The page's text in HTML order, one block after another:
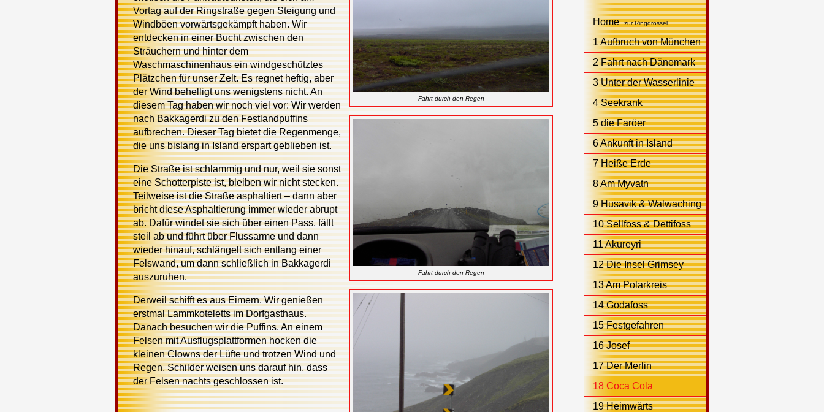
Homezur Ringdrossel
1 Aufbruch von München
2 Fahrt nach Dänemark
3 Unter der Wasserlinie
4 Seekrank
5 die Faröer
6 Ankunft in Island
7 Heiße Erde
8 Am Myvatn
9 Husavik & Walwaching
10 Sellfoss & Dettifoss
11 Akureyri
12 Die Insel Grimsey
13 Am Polarkreis
14 Godafoss
15 Festgefahren
16 Josef
17 Der Merlin
18 Coca Cola
19 Heimwärts
Fahrt durch den Regen
Fahrt durch den Regen
Vortag auf der Ringstraße gegen Steigung und
Windböen vorwärtsgekämpft haben. Wir
entdecken in einer Bucht zwischen den
Sträuchern und hinter dem
Waschmaschinenhaus ein windgeschütztes
Plätzchen für unser Zelt. Es regnet heftig, aber
der Wind behelligt uns wenigstens nicht. An
diesem Tag haben wir noch viel vor: Wir werden
nach Bakkagerdi zu den Festlandpuffins
aufbrechen. Dieser Tag bietet die Regenmenge,
die uns bislang in Island erspart geblieben ist.
Die Straße ist schlammig und nur, weil sie sonst
eine Schotterpiste ist, bleiben wir nicht stecken.
Teilweise ist die Straße asphaltiert – dann aber
bricht diese Asphaltierung immer wieder abrupt
ab. Dafür windet sie sich über einen Pass, fällt
steil ab und führt über Flussarme und dann
wieder hinauf, schlängelt sich entlang einer
Felswand, um dann schließlich in Bakkagerdi
auszuruhen.
Derweil schifft es aus Eimern. Wir genießen
erstmal Lammkoteletts im Dorfgasthaus.
Danach besuchen wir die Puffins. An einem
Felsen mit Ausflugsplattformen hocken die
kleinen Clowns der Lüfte und trotzen Wind und
Regen. Schilder weisen uns darauf hin, dass
der Felsen nachts geschlossen ist.